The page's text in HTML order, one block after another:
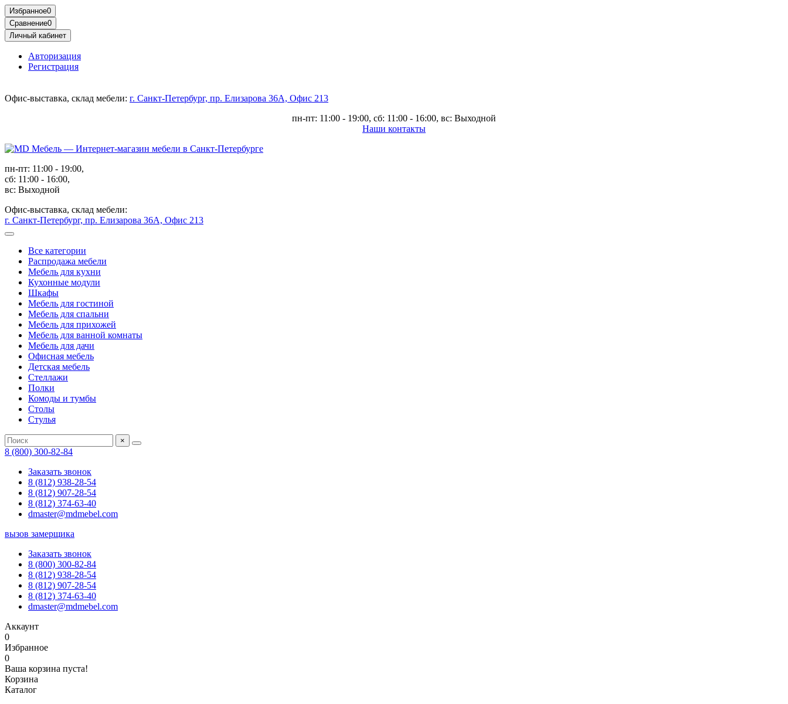
Избранное0
Сравнение0
Личный кабинет
Авторизация
Регистрация
Офис-выставка, склад мебели: г. Санкт-Петербург, пр. Елизарова 36А, Офис 213
пн-пт: 11:00 - 19:00, сб: 11:00 - 16:00, вс: Выходной
Наши контакты
пн-пт: 11:00 - 19:00,
сб: 11:00 - 16:00,
вс: Выходной
Офис-выставка, склад мебели:
г. Санкт-Петербург, пр. Елизарова 36А, Офис 213
Все категории
Распродажа мебели
Мебель для кухни
Кухонные модули
Шкафы
Мебель для гостиной
Мебель для спальни
Мебель для прихожей
Мебель для ванной комнаты
Мебель для дачи
Офисная мебель
Детская мебель
Стеллажи
Полки
Комоды и тумбы
Столы
Стулья
×
8 (800) 300-82-84
Заказать звонок
8 (812) 938-28-54
8 (812) 907-28-54
8 (812) 374-63-40
dmaster@mdmebel.com
вызов замерщика
Заказать звонок
8 (800) 300-82-84
8 (812) 938-28-54
8 (812) 907-28-54
8 (812) 374-63-40
dmaster@mdmebel.com
Аккаунт
0
Избранное
0
Ваша корзина пуста!
Корзина
Каталог